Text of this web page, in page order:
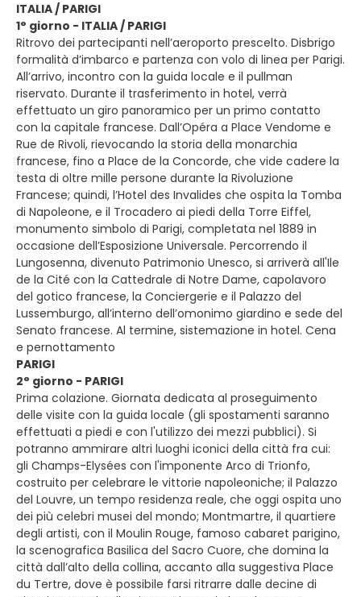
ITALIA / PARIGI
1° giorno - ITALIA / PARIGI
Ritrovo dei partecipanti nell’aeroporto prescelto. Disbrigo
formalità d’imbarco e partenza con volo di linea per Parigi.
All’arrivo, incontro con la guida locale e il pullman
riservato. Durante il trasferimento in hotel, verrà
effettuato un giro panoramico per un primo contatto
con la capitale francese. Dall’Opéra a Place Vendome e
Rue de Rivoli, rievocando la storia della monarchia
francese, fino a Place de la Concorde, che vide cadere la
testa di oltre mille persone durante la Rivoluzione
Francese; quindi, l’Hotel des Invalides che ospita la Tomba
di Napoleone, e il Trocadero ai piedi della Torre Eiffel,
monumento simbolo di Parigi, completata nel 1889 in
occasione dell’Esposizione Universale. Percorrendo il
Lungosenna, divenuto Patrimonio Unesco, si arriverà all'Ile
de la Cité con la Cattedrale di Notre Dame, capolavoro
del gotico francese, la Conciergerie e il Palazzo del
Lussemburgo, all’interno dell’omonimo giardino e sede del
Senato francese. Al termine, sistemazione in hotel. Cena
e pernottamento
PARIGI
2° giorno - PARIGI
Prima colazione. Giornata dedicata al proseguimento
delle visite con la guida locale (gli spostamenti saranno
effettuati a piedi e con l'utilizzo dei mezzi pubblici). Si
potranno ammirare altri luoghi iconici della città fra cui:
gli Champs-Elysées con l'imponente Arco di Trionfo,
costruito per celebrare le vittorie napoleoniche; il Palazzo
del Louvre, un tempo residenza reale, che oggi ospita uno
dei più celebri musei del mondo; Montmartre, il quartiere
degli artisti, con il Moulin Rouge, famoso cabaret parigino,
la scenografica Basilica del Sacro Cuore, che domina la
città dall’alto della collina, accanto alla suggestiva Place
du Tertre, dove è possibile farsi ritrarre dalle decine di